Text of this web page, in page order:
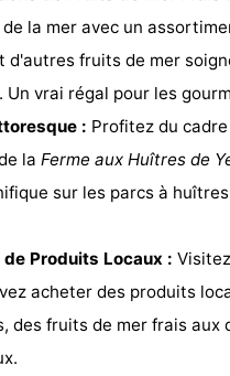
la mer avec un
d'autres fruits de mer
Un vrai régal pour les
: Profitez du
la Ferme aux Huîtres de
sur les parcs à
de Produits Locaux :
acheter des produits
des fruits de mer frais aux